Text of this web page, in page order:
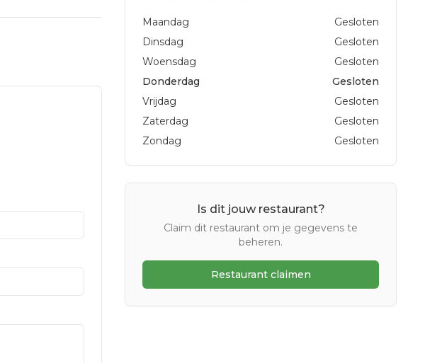
Maandag
Gesloten
Dinsdag
Gesloten
Woensdag
Gesloten
Donderdag
Gesloten
Vrijdag
Gesloten
Zaterdag
Gesloten
Zondag
Gesloten
Is dit jouw restaurant?
Claim dit restaurant om je gegevens te
beheren.
Restaurant claimen